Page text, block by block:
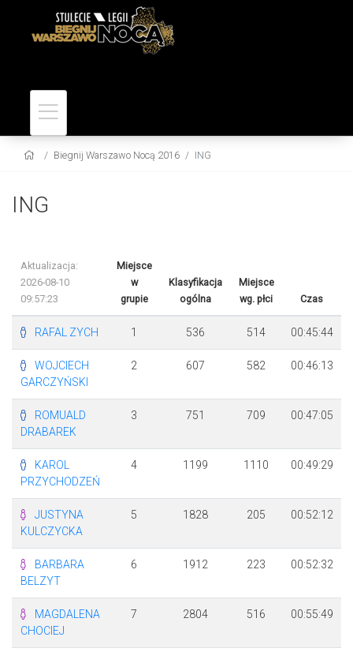
Biegnij Warszawo Nocą 2016 ING
ING
Aktualizacja:
2026-08-10
09:57:23
Miejsce
w
grupie
Klasyfikacja
ogólna
Miejsce
wg. płci
Czas
RAFAL ZYCH 1 536 514 00:45:44
WOJCIECH
GARCZYŃSKI
2 607 582 00:46:13
ROMUALD
DRABAREK
3 751 709 00:47:05
KAROL
PRZYCHODZEŃ
4 1199 1110 00:49:29
JUSTYNA
KULCZYCKA
5 1828 205 00:52:12
BARBARA
BELZYT
6 1912 223 00:52:32
MAGDALENA
CHOCIEJ
7 2804 516 00:55:49